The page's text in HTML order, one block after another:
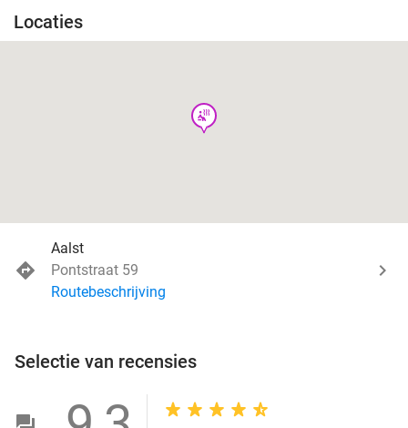
Locaties
wellness
Aalst
Pontstraat 59
Routebeschrijving
Selectie van recensies